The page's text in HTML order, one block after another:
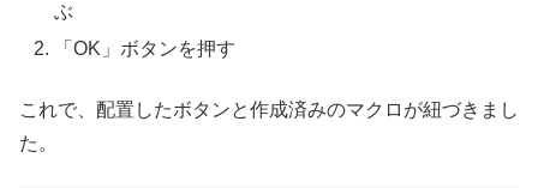
ぶ
「OK」ボタンを押す
これで、配置したボタンと作成済みのマクロが紐づきまし
た。